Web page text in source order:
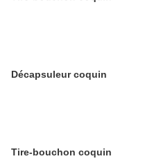
Décapsuleur coquin
Tire-bouchon coquin